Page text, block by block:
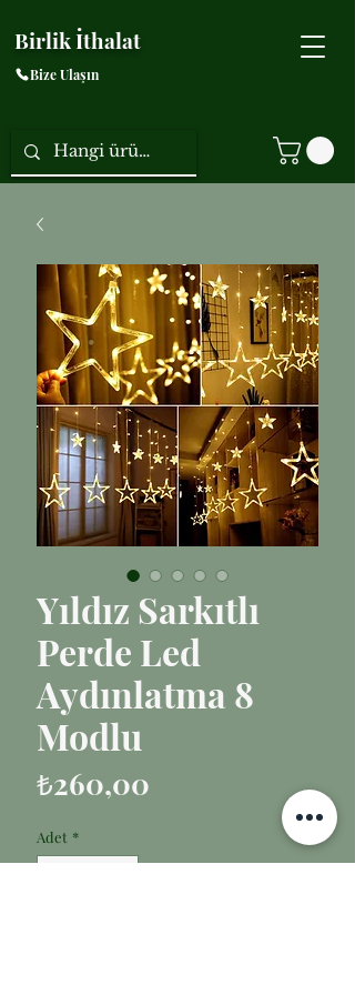
Birlik İthalat
Bize Ulaşın
Yıldız Sarkıtlı
Perde Led
Aydınlatma 8
Modlu
₺260,00
Adet *